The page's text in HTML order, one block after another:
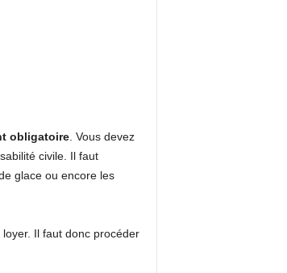
obligatoire. Vous devez
civile. Il faut
glace ou encore les
Il faut donc procéder